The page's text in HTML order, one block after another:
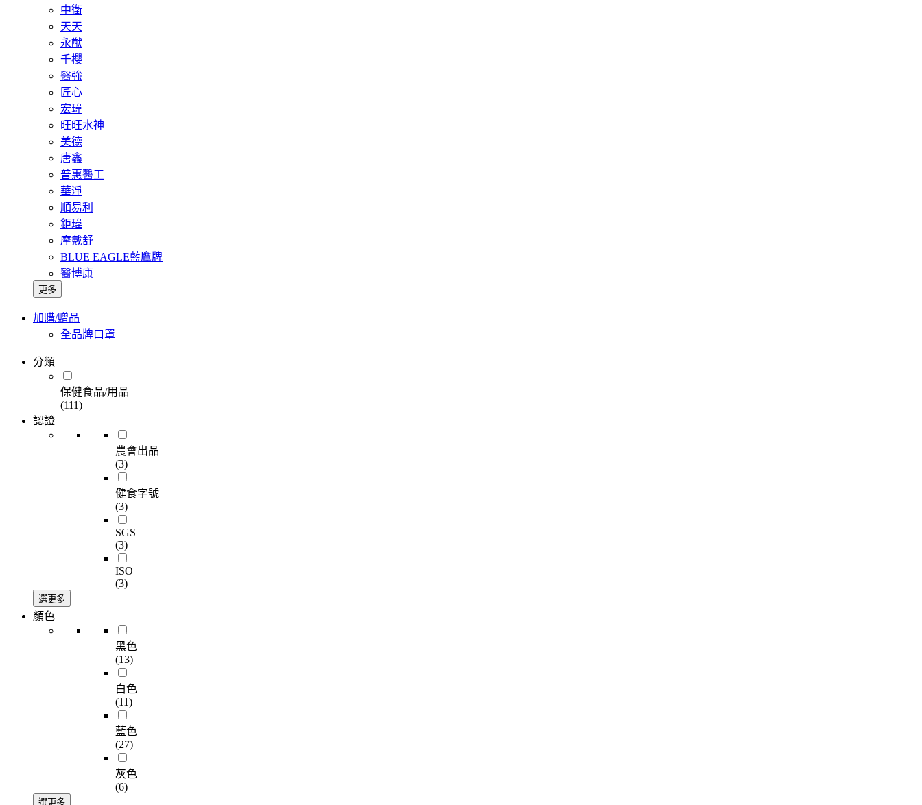
中衛
天天
永猷
千櫻
醫強
匠心
宏瑋
旺旺水神
美德
唐鑫
普惠醫工
華淨
順易利
鉅瑋
摩戴舒
BLUE EAGLE藍鷹牌
醫博康
更多
加購/贈品
全品牌口罩
分類
保健食品/用品
(111)
認證
農會出品
(3)
健食字號
(3)
SGS
(3)
ISO
(3)
選更多
顏色
黑色
(13)
白色
(11)
藍色
(27)
灰色
(6)
選更多